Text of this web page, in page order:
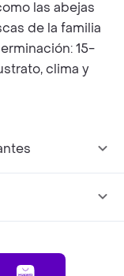
las abejas
de la familia
15-
clima y